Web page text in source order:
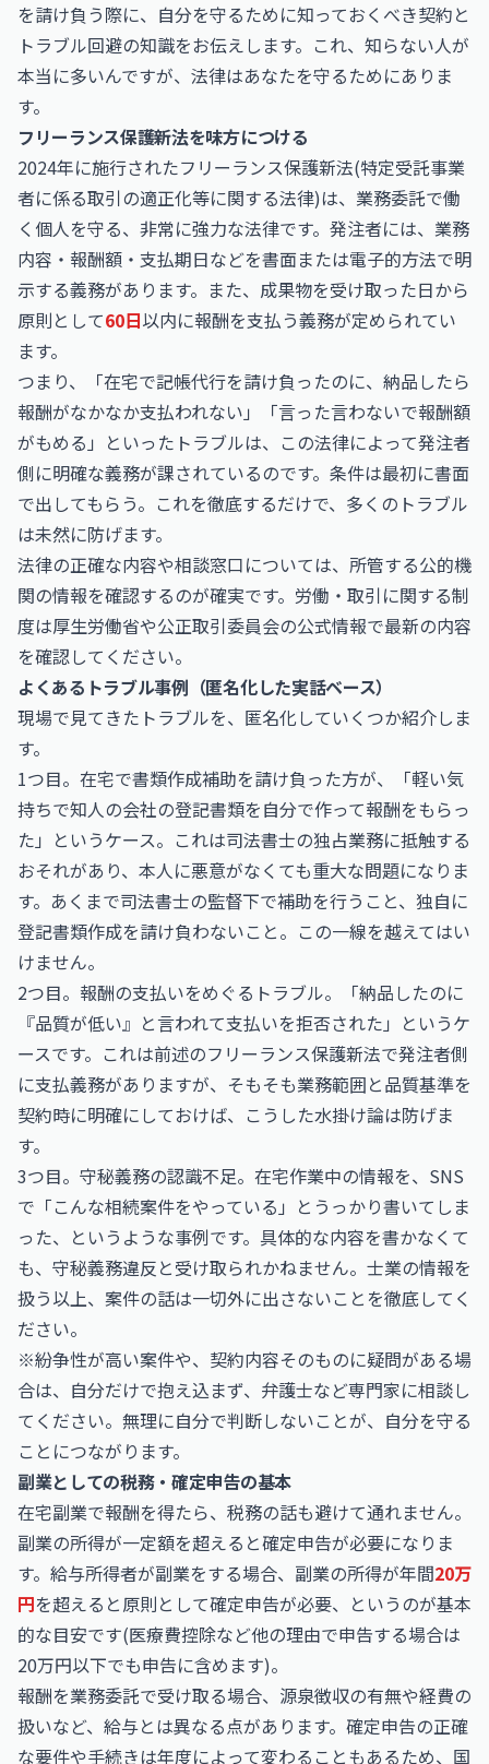
を請け負う際に、自分を守るために知っておくべき契約と
トラブル回避の知識をお伝えします。これ、知らない人が
本当に多いんですが、法律はあなたを守るためにありま
す。
フリーランス保護新法を味方につける
2024年に施行されたフリーランス保護新法(特定受託事業
者に係る取引の適正化等に関する法律)は、業務委託で働
く個人を守る、非常に強力な法律です。発注者には、業務
内容・報酬額・支払期日などを書面または電子的方法で明
示する義務があります。また、成果物を受け取った日から
原則として60日以内に報酬を支払う義務が定められてい
ます。
つまり、「在宅で記帳代行を請け負ったのに、納品したら
報酬がなかなか支払われない」「言った言わないで報酬額
がもめる」といったトラブルは、この法律によって発注者
側に明確な義務が課されているのです。条件は最初に書面
で出してもらう。これを徹底するだけで、多くのトラブル
は未然に防げます。
法律の正確な内容や相談窓口については、所管する公的機
関の情報を確認するのが確実です。労働・取引に関する制
度は厚生労働省や公正取引委員会の公式情報で最新の内容
を確認してください。
よくあるトラブル事例（匿名化した実話ベース）
現場で見てきたトラブルを、匿名化していくつか紹介しま
す。
1つ目。在宅で書類作成補助を請け負った方が、「軽い気
持ちで知人の会社の登記書類を自分で作って報酬をもらっ
た」というケース。これは司法書士の独占業務に抵触する
おそれがあり、本人に悪意がなくても重大な問題になりま
す。あくまで司法書士の監督下で補助を行うこと、独自に
登記書類作成を請け負わないこと。この一線を越えてはい
けません。
2つ目。報酬の支払いをめぐるトラブル。「納品したのに
『品質が低い』と言われて支払いを拒否された」というケ
ースです。これは前述のフリーランス保護新法で発注者側
に支払義務がありますが、そもそも業務範囲と品質基準を
契約時に明確にしておけば、こうした水掛け論は防げま
す。
3つ目。守秘義務の認識不足。在宅作業中の情報を、SNS
で「こんな相続案件をやっている」とうっかり書いてしま
った、というような事例です。具体的な内容を書かなくて
も、守秘義務違反と受け取られかねません。士業の情報を
扱う以上、案件の話は一切外に出さないことを徹底してく
ださい。
※紛争性が高い案件や、契約内容そのものに疑問がある場
合は、自分だけで抱え込まず、弁護士など専門家に相談し
てください。無理に自分で判断しないことが、自分を守る
ことにつながります。
副業としての税務・確定申告の基本
在宅副業で報酬を得たら、税務の話も避けて通れません。
副業の所得が一定額を超えると確定申告が必要になりま
す。給与所得者が副業をする場合、副業の所得が年間20万
円を超えると原則として確定申告が必要、というのが基本
的な目安です(医療費控除など他の理由で申告する場合は
20万円以下でも申告に含めます)。
報酬を業務委託で受け取る場合、源泉徴収の有無や経費の
扱いなど、給与とは異なる点があります。確定申告の正確
な要件や手続きは年度によって変わることもあるため、 国